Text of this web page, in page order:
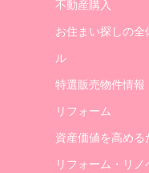
不動産購入
お住まい探しの全
ル
特選販売物件情報
リフォーム
資産価値を高める
リフォーム・リ